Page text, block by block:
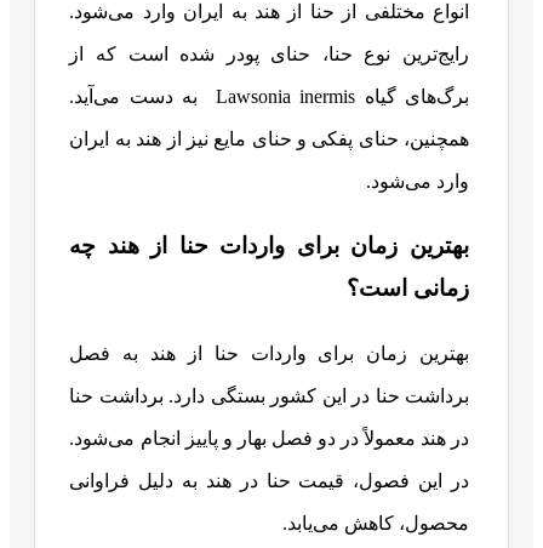
انواع مختلفی از حنا از هند به ایران وارد می‌شود.
رایج‌ترین نوع حنا، حنای پودر شده است که از
برگ‌های گیاه Lawsonia inermis به دست می‌آید.
همچنین، حنای پفکی و حنای مایع نیز از هند به ایران
وارد می‌شود.
بهترین زمان برای واردات حنا از هند چه
زمانی است؟
بهترین زمان برای واردات حنا از هند به فصل
برداشت حنا در این کشور بستگی دارد. برداشت حنا
در هند معمولاً در دو فصل بهار و پاییز انجام می‌شود.
در این فصول، قیمت حنا در هند به دلیل فراوانی
محصول، کاهش می‌یابد.